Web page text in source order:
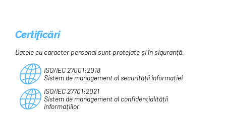
Certificări
Datele cu caracter personal sunt protejate și în siguranță.
ISO/IEC 27001:2018
Sistem de management al securității informației
ISO/IEC 27701:2021
Sistem de management al confidențialității
informațiilor